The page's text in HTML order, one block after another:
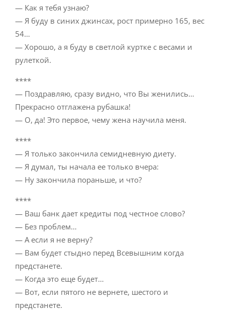
— Как я тебя узнаю?
— Я буду в синих джинсах, рост примерно 165, вес
54…
— Хорошо, а я буду в светлой куртке с весами и
рулеткой.
****
— Поздравляю, сразу видно, что Вы женились…
Прекрасно отглажена рубашка!
— О, да! Это первое, чему жена научила меня.
****
— Я только закончила семидневную диету.
— Я думал, ты начала ее только вчера:
— Ну закончила пораньше, и что?
****
— Ваш банк дает кредиты под честное слово?
— Без проблем…
— А если я не верну?
— Вам будет стыдно перед Всевышним когда
предстанете.
— Когда это еще будет…
— Вот, если пятого не вернете, шестого и
предстанете.